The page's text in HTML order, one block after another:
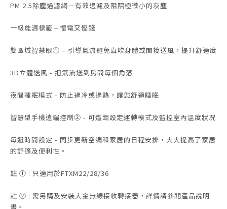
PM 2.5除塵過濾網－有效過濾及阻隔極微小的灰塵
一級能源標籤－慳電又慳錢
雙區域智慧眼① – 引導氣流避免直吹身體或間接送風，提升舒適度
3D立體送風 - 把氣流送到房間每個角落
夜間睡眠模式 - 防止過冷或過熱，讓您舒適睡眠
智慧型手機遠端控制② - 可遙距設定運轉模式及監控室內溫度狀况
每週時間設定 - 同步更新空調和家居的日程安排，大大提高了家居
的舒適及便利性。
註 ① : 只適用於FTXM22/28/36
註 ② : 需另購及安裝大金無線接收轉接器，詳情請參閱產品說明
書。